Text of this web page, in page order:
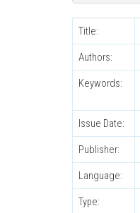
Title:
Authors:
Keywords:
Issue Date:
Publisher:
Language:
Type: